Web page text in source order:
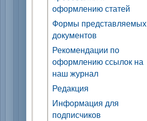
оформлению статей
Формы представляемых
документов
Рекомендации по
оформлению ссылок на
наш журнал
Редакция
Информация для
подписчиков